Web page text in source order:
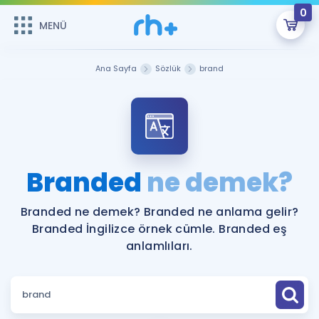
MENÜ
0
ÜYE DEĞİLİM
Sepetin Şu An Boş.
Remzi Hoca ile seni sınava hazırlayacak onlarca eğitim seni
bekliyor!
MENÜ
Faydalı Araçlar
Sözlük
Hakkımızda
Ana Sayfa Sözlük brand
Branded ne demek?
Branded ne demek? Branded ne anlama gelir?
Branded İngilizce örnek cümle. Branded eş
anlamlıları.